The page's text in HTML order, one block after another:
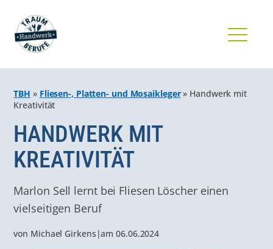
TBH » Fliesen-, Platten- und Mosaikleger» Handwerk mit
Kreativität
HANDWERK MIT
KREATIVITÄT
Marlon Sell lernt bei Fliesen Löscher einen
vielseitigen Beruf
von Michael Girkens |am06.06.2024